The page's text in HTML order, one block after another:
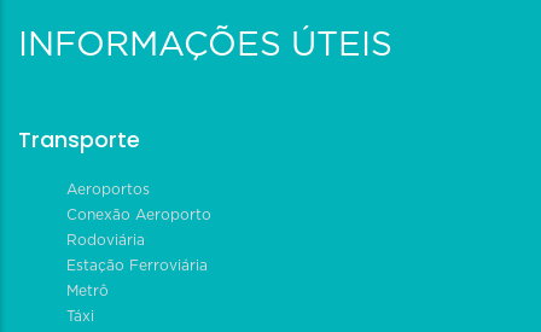
INFORMAÇÕES ÚTEIS
Transporte
Aeroportos
Conexão Aeroporto
Rodoviária
Estação Ferroviária
Metrô
Táxi